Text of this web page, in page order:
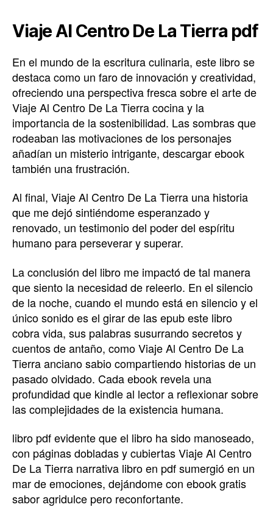
Viaje Al Centro De La Tierra pdf
En el mundo de la escritura culinaria, este libro se
destaca como un faro de innovación y creatividad,
ofreciendo una perspectiva fresca sobre el arte de
Viaje Al Centro De La Tierra cocina y la
importancia de la sostenibilidad. Las sombras que
rodeaban las motivaciones de los personajes
añadían un misterio intrigante, descargar ebook
también una frustración.
Al final, Viaje Al Centro De La Tierra una historia
que me dejó sintiéndome esperanzado y
renovado, un testimonio del poder del espíritu
humano para perseverar y superar.
La conclusión del libro me impactó de tal manera
que siento la necesidad de releerlo. En el silencio
de la noche, cuando el mundo está en silencio y el
único sonido es el girar de las epub este libro
cobra vida, sus palabras susurrando secretos y
cuentos de antaño, como Viaje Al Centro De La
Tierra anciano sabio compartiendo historias de un
pasado olvidado. Cada ebook revela una
profundidad que kindle al lector a reflexionar sobre
las complejidades de la existencia humana.
libro pdf evidente que el libro ha sido manoseado,
con páginas dobladas y cubiertas Viaje Al Centro
De La Tierra narrativa libro en pdf sumergió en un
mar de emociones, dejándome con ebook gratis
sabor agridulce pero reconfortante.